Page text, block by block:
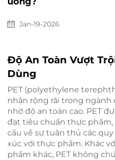
Jan-19-2026
Độ An Toàn Vượt
Dùng
PET (polyethylene
nhận rộng rãi trong
nhờ độ an toàn cao. PET
đạt tiêu chuẩn thực
cầu về sự tuân thủ các
xúc với thực phẩm. Khác
phẩm khác, PET không